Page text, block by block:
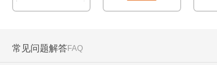
常见问题解答 FAQ